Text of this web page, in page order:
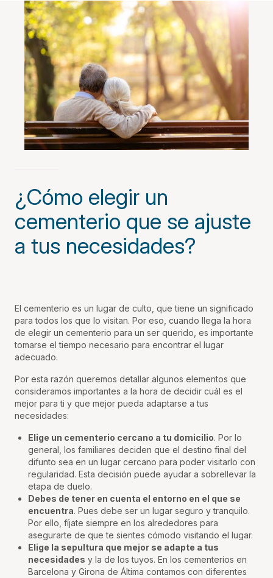
¿Cómo elegir un
cementerio que se ajuste
a tus necesidades?
El cementerio es un lugar de culto, que tiene un significado
para todos los que lo visitan. Por eso, cuando llega la hora
de elegir un cementerio para un ser querido, es importante
tomarse el tiempo necesario para encontrar el lugar
adecuado.
Por esta razón queremos detallar algunos elementos que
consideramos importantes a la hora de decidir cuál es el
mejor para ti y que mejor pueda adaptarse a tus
necesidades:
Elige un cementerio cercano a tu domicilio. Por lo
general, los familiares deciden que el destino final del
difunto sea en un lugar cercano para poder visitarlo con
regularidad. Esta decisión puede ayudar a sobrellevar la
etapa de duelo.
Debes de tener en cuenta el entorno en el que se
encuentra. Pues debe ser un lugar seguro y tranquilo.
Por ello, fíjate siempre en los alrededores para
asegurarte de que te sientes cómodo visitando el lugar.
Elige la sepultura que mejor se adapte a tus
necesidades y la de los tuyos. En los cementerios en
Barcelona y Girona de Áltima contamos con diferentes